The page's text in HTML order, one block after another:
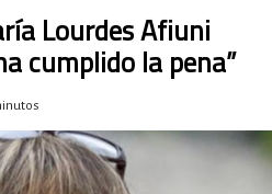
Lourdes Afiuni
cumplido la pena”